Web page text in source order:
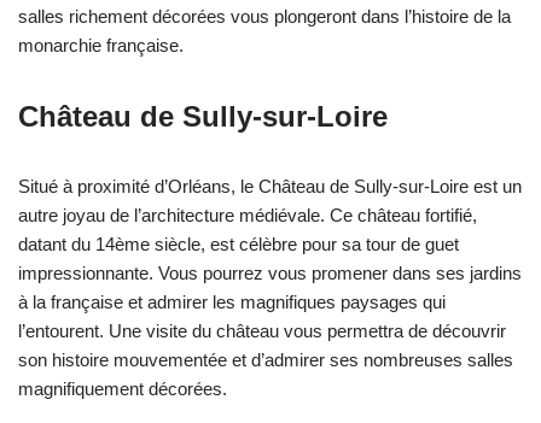
salles richement décorées vous plongeront dans l’histoire de la
monarchie française.
Château de Sully-sur-Loire
Situé à proximité d’Orléans, le Château de Sully-sur-Loire est un
autre joyau de l’architecture médiévale. Ce château fortifié,
datant du 14ème siècle, est célèbre pour sa tour de guet
impressionnante. Vous pourrez vous promener dans ses jardins
à la française et admirer les magnifiques paysages qui
l’entourent. Une visite du château vous permettra de découvrir
son histoire mouvementée et d’admirer ses nombreuses salles
magnifiquement décorées.